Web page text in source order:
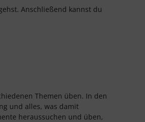
Anschließend kannst du
Themen üben. In den
und alles, was damit
heraussuchen und üben,